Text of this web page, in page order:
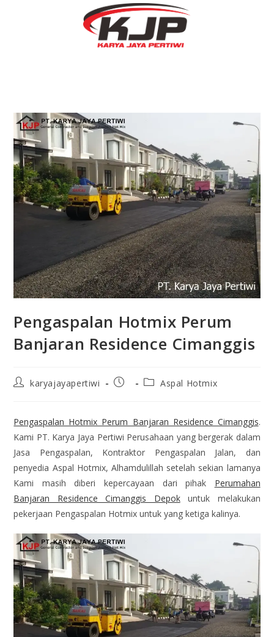
Pengaspalan Hotmix Perum
Banjaran Residence Cimanggis
karyajayapertiwi Aspal Hotmix
Pengaspalan Hotmix Perum Banjaran Residence Cimanggis.
Kami PT. Karya Jaya Pertiwi Perusahaan yang bergerak dalam
Jasa Pengaspalan, Kontraktor Pengaspalan Jalan, dan
penyedia Aspal Hotmix, Alhamdulillah setelah sekian lamanya
Kami masih diberi kepercayaan dari pihak Perumahan
Banjaran Residence Cimanggis Depokuntuk melakukan
pekerjaan Pengaspalan Hotmix untuk yang ketiga kalinya.